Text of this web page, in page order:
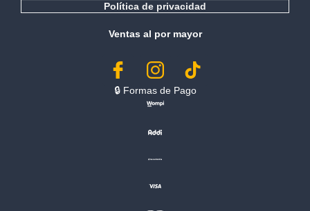
Política de privacidad
Ventas al por mayor
🔒︎ Formas de Pago